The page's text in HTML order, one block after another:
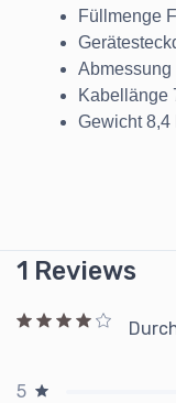
Füllmenge
Abmessung
Kabellänge
Gewicht 8,4
1 Reviews
5